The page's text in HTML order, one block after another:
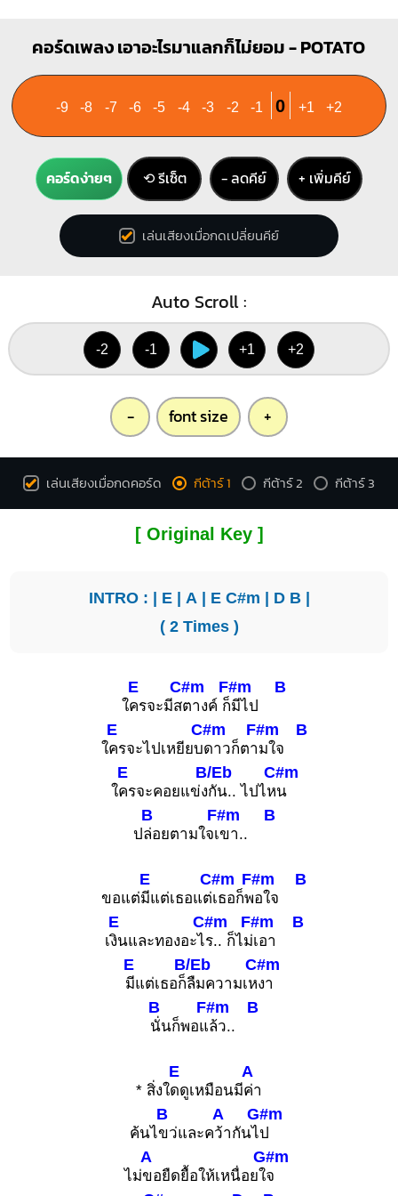
คอร์ดเพลง เอาอะไรมาแลกก็ไม่ยอม - POTATO
-9 -8 -7 -6 -5 -4 -3 -2 -1 0 +1 +2
คอร์ดง่ายๆ ⟲ รีเซ็ต − ลดคีย์ + เพิ่มคีย์
เล่นเสียงเมื่อกดเปลี่ยนคีย์
Auto Scroll :
-2 -1 +1 +2
- font size +
เล่นเสียงเมื่อกดคอร์ด กีต้าร์ 1 กีต้าร์ 2 กีต้าร์ 3
[ Original Key ]
INTRO : | E| A | E C#m | D B|
( 2 Times )
ใ
E
ครจะมีส
C#m
ตางค์ ก็
F#m
มีไป
B
ใ
E
ครจะไปเหยียบ
C#m
ดาวก็ตา
F#m
มใจ
B
ใ
E
ครจะคอยแข่ง
B/Eb
กัน.. ไปไห
C#m
น
ป
B
ล่อยตามใจเ
F#m
ขา..
B
ขอแต่
E
มีแต่เธอแต่
C#m
เธอก็พ
F#m
อใจ
B
เ
E
งินและทองอะไ
C#m
ร.. ก็ไม่
F#m
เอา
B
E
มีแต่เธอก็
B/Eb
ลืมความเห
C#m
งา
B
นั่นก็พอแ
F#m
ล้ว..
B
* สิ่งใ
E
ดดูเหมือนมี
A
ค่า
ค้นไ
B
ขว่และค
A
ว้ากันไ
G#m
ป
ไม่
A
ขอยืดยื้อให้เหนื่อยใ
G#m
จ